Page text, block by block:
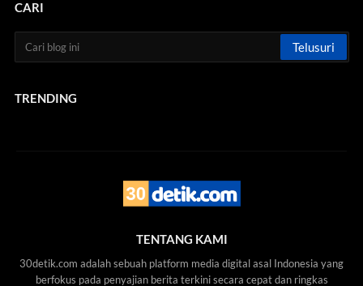
CARI
TRENDING
TENTANG KAMI
30detik.com adalah sebuah platform media digital asal Indonesia yang
berfokus pada penyajian berita terkini secara cepat dan ringkas